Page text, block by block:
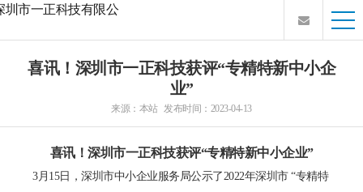
喜讯！深圳市一正科技获评“专精特新中小企
业”
来源：本站 发布时间：2023-04-13
喜讯！深圳市一正科技获评“专精特新中小企业”
3月15日，深圳市中小企业服务局公示了2022年深圳市 “专精特